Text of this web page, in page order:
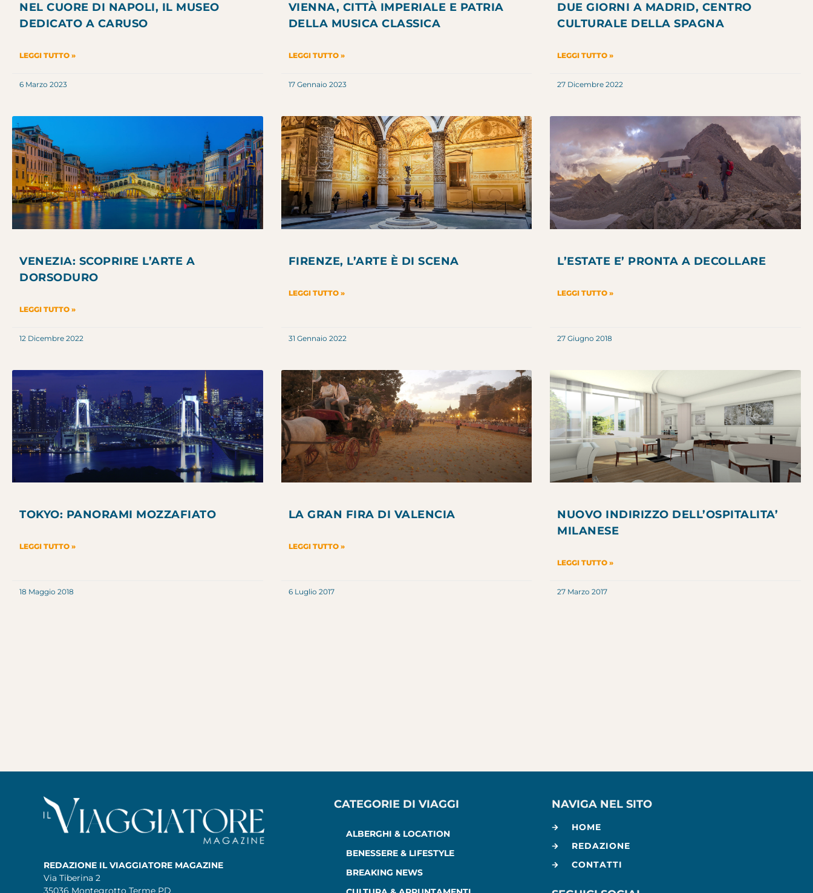
NEL CUORE DI NAPOLI, IL MUSEO
DEDICATO A CARUSO
LEGGI TUTTO »
6 Marzo 2023
VIENNA, CITTÀ IMPERIALE E PATRIA
DELLA MUSICA CLASSICA
LEGGI TUTTO »
17 Gennaio 2023
DUE GIORNI A MADRID, CENTRO
CULTURALE DELLA SPAGNA
LEGGI TUTTO »
27 Dicembre 2022
VENEZIA: SCOPRIRE L’ARTE A
DORSODURO
LEGGI TUTTO »
12 Dicembre 2022
FIRENZE, L’ARTE È DI SCENA
LEGGI TUTTO »
31 Gennaio 2022
L’ESTATE E’ PRONTA A DECOLLARE
LEGGI TUTTO »
27 Giugno 2018
TOKYO: PANORAMI MOZZAFIATO
LEGGI TUTTO »
18 Maggio 2018
LA GRAN FIRA DI VALENCIA
LEGGI TUTTO »
6 Luglio 2017
NUOVO INDIRIZZO DELL’OSPITALITA’
MILANESE
LEGGI TUTTO »
27 Marzo 2017
REDAZIONE IL VIAGGIATORE MAGAZINE
Via Tiberina 2
35036 Montegrotto Terme PD
CATEGORIE DI VIAGGI
ALBERGHI & LOCATION
BENESSERE & LIFESTYLE
BREAKING NEWS
NAVIGA NEL SITO
HOME
REDAZIONE
CONTATTI